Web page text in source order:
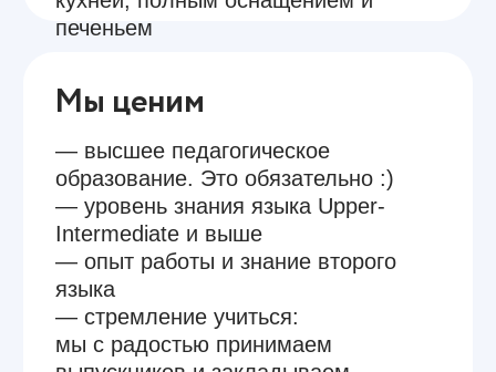
27 лет в образовании
мы знаем, как организовать
работу и сделать коллектив
счастливым